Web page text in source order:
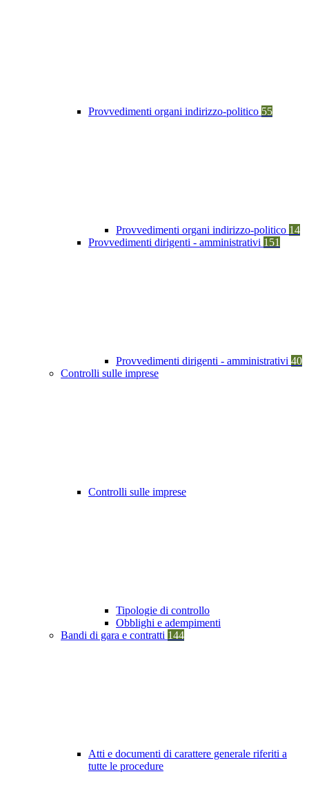
Provvedimenti organi indirizzo-politico 55
Provvedimenti organi indirizzo-politico 14
Provvedimenti dirigenti - amministrativi 151
Provvedimenti dirigenti - amministrativi 40
Controlli sulle imprese
Controlli sulle imprese
Tipologie di controllo
Obblighi e adempimenti
Bandi di gara e contratti 144
Atti e documenti di carattere generale riferiti a
tutte le procedure